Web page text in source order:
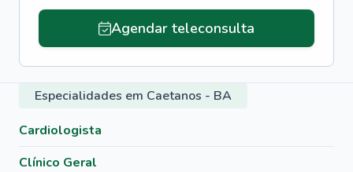
Agendar teleconsulta
Especialidades em Caetanos - BA
Cardiologista
Clínico Geral